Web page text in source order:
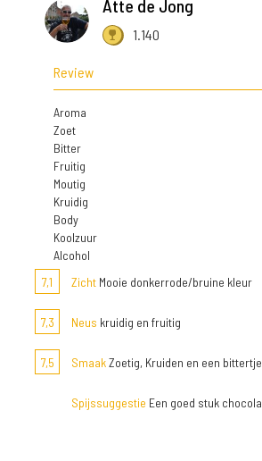
Atte de Jong
1.140
Review
Aroma
Zoet
Bitter
Fruitig
Moutig
Kruidig
Body
Koolzuur
Alcohol
7,1
Zicht Mooie donkerrode/bruine kleur
7,3 Neus kruidig en fruitig
7,5 SmaakZoetig, Kruiden en een bittertje
Spijssuggestie Een goed stuk chocola